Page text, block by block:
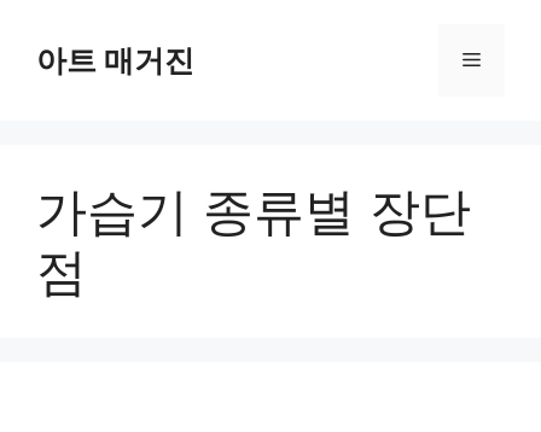
아트 매거진 메
가습기 종류별 장단
점